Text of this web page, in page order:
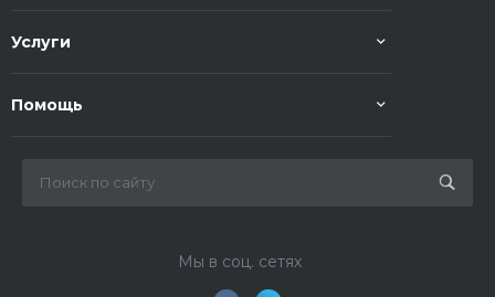
Услуги
Помощь
Мы в соц. сетях